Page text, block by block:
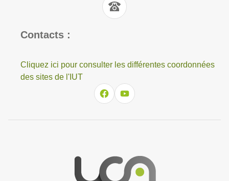
Contacts :
Cliquez ici pour consulter les différentes coordonnées
des sites de l'IUT